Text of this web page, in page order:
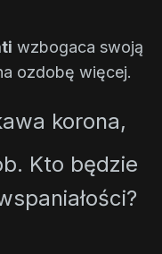
wzbogaca swoją
ozdobę więcej.
korona,
Kto będzie